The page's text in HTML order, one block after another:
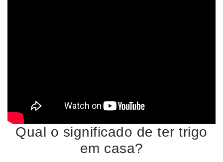
Qual o significado de ter trigo
em casa?